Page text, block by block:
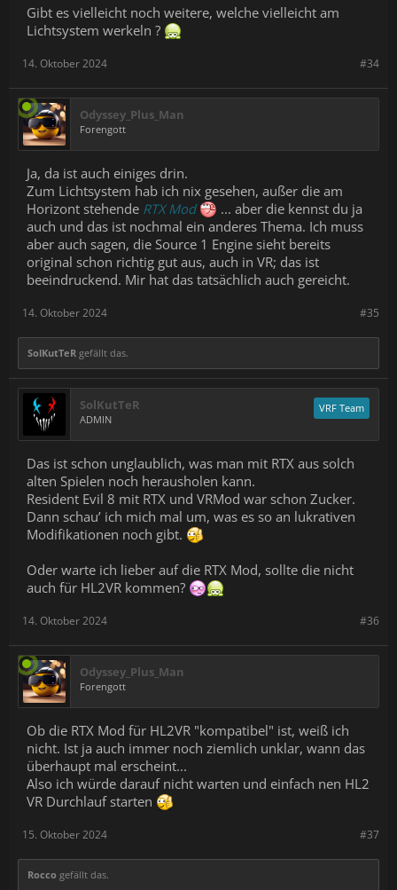
Gibt es vielleicht noch weitere, welche vielleicht am
Lichtsystem werkeln ?
#34
14. Oktober 2024
Odyssey_Plus_Man
Forengott
Ja, da ist auch einiges drin.
Zum Lichtsystem hab ich nix gesehen, außer die am
Horizont stehende RTX Mod
... aber die kennst du ja
auch und das ist nochmal ein anderes Thema. Ich muss
aber auch sagen, die Source 1 Engine sieht bereits
original schon richtig gut aus, auch in VR; das ist
beeindruckend. Mir hat das tatsächlich auch gereicht.
#35
14. Oktober 2024
SolKutTeR gefällt das.
SolKutTeR
ADMIN
VRF Team
Das ist schon unglaublich, was man mit RTX aus solch
alten Spielen noch herausholen kann.
Resident Evil 8 mit RTX und VRMod war schon Zucker.
Dann schau’ ich mich mal um, was es so an lukrativen
Modifikationen noch gibt.
Oder warte ich lieber auf die RTX Mod, sollte die nicht
auch für HL2VR kommen?
#36
14. Oktober 2024
Odyssey_Plus_Man
Forengott
Ob die RTX Mod für HL2VR "kompatibel" ist, weiß ich
nicht. Ist ja auch immer noch ziemlich unklar, wann das
überhaupt mal erscheint...
Also ich würde darauf nicht warten und einfach nen HL2
VR Durchlauf starten
#37
15. Oktober 2024
Rocco gefällt das.